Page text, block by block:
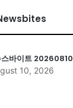
스바이트 20260810
10, 2026